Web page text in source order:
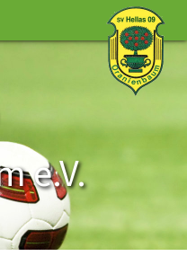
e.V.